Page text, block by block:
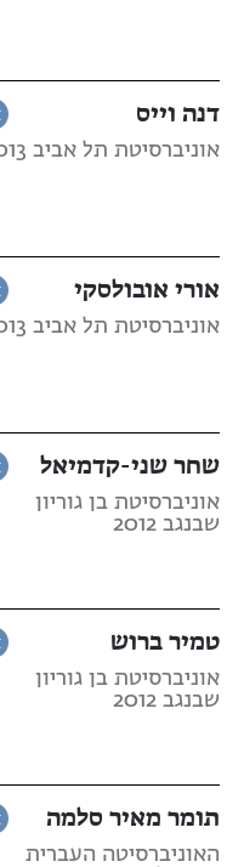
דנה וייס
אוניברסיטת תל אביב 2013
אורי אובולסקי
אוניברסיטת תל אביב 2013
שחר שני-קדמיאל
אוניברסיטת בן גוריון
שבנגב 2012
טמיר ברוש
אוניברסיטת בן גוריון
שבנגב 2012
תומר מאיר סלמה
האוניברסיטה העברית